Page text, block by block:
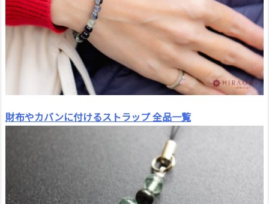
財布やカバンに付けるストラップ 全品一覧